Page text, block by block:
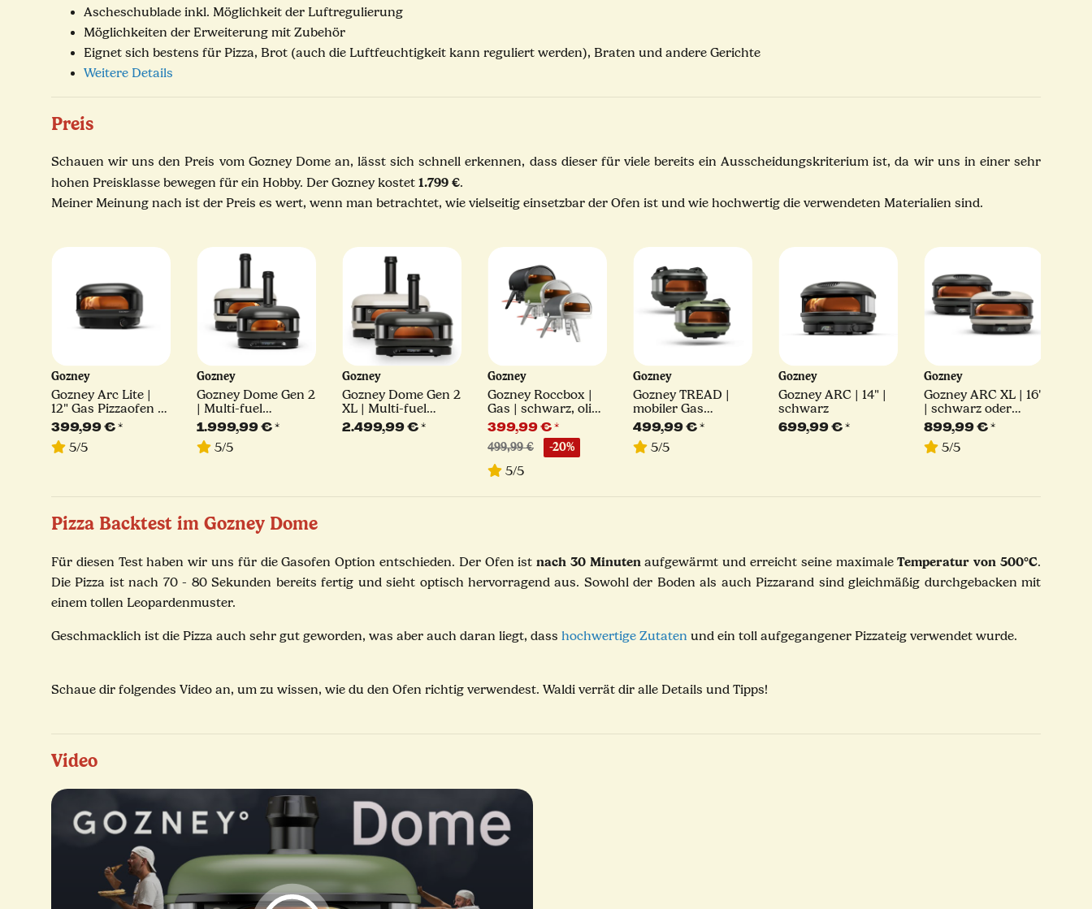
Ascheschublade inkl. Möglichkeit der Luftregulierung
Möglichkeiten der Erweiterung mit Zubehör
Eignet sich bestens für Pizza, Brot (auch die Luftfeuchtigkeit kann reguliert werden), Braten und andere Gerichte
Weitere Details
Preis
Schauen wir uns den Preis vom Gozney Dome an, lässt sich schnell erkennen, dass dieser für viele bereits ein Ausscheidungskriterium ist, da wir uns in einer sehr
hohen Preisklasse bewegen für ein Hobby. Der Gozney kostet 1.799 €.
Meiner Meinung nach ist der Preis es wert, wenn man betrachtet, wie vielseitig einsetzbar der Ofen ist und wie hochwertig die verwendeten Materialien sind.
Gozney
Gozney Arc Lite |
12" Gas Pizzaofen |
schwarz
399,99 €*
5/5
Gozney
Gozney Dome Gen 2
| Multi-fuel
Pizzaofen | schwarz
oder creme
1.999,99 €*
5/5
Gozney
Gozney Dome Gen 2
XL | Multi-fuel
Pizzaofen | schwarz
oder creme
2.499,99 €*
Gozney
Gozney Roccbox |
Gas | schwarz, olive
oder grau
399,99 €*
499,99 € -20%
5/5
Gozney
Gozney TREAD |
mobiler Gas
Pizzaofen 12" |
schwarz oder olive
499,99 €*
5/5
Gozney
Gozney ARC | 14" |
schwarz
699,99 €*
Gozney
Gozney ARC XL | 16"
| schwarz oder
creme
899,99 €*
5/5
Pizza Backtest im Gozney Dome
Für diesen Test haben wir uns für die Gasofen Option entschieden. Der Ofen istnach 30 Minutenaufgewärmt und erreicht seine maximaleTemperatur von 500°C.
Die Pizza ist nach 70 - 80 Sekunden bereits fertig und sieht optisch hervorragend aus. Sowohl der Boden als auch Pizzarand sind gleichmäßig durchgebacken mit
einem tollen Leopardenmuster.
Geschmacklich ist die Pizza auch sehr gut geworden, was aber auch daran liegt, dass hochwertige Zutaten und ein toll aufgegangener Pizzateig verwendet wurde.
Schaue dir folgendes Video an, um zu wissen, wie du den Ofen richtig verwendest. Waldi verrät dir alle Details und Tipps!
Video